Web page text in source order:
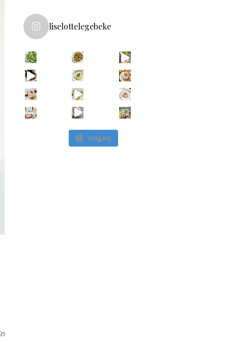
liselottelegebeke
De al
In een opwelling beste
Na 2,5 maand in Zuid-Amerika
Volg mij